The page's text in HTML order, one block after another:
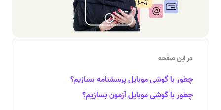
در این صفحه
چطور با گوشی موبایل پرسشنامه بسازیم؟
چطور با گوشی موبایل آزمون بسازیم؟